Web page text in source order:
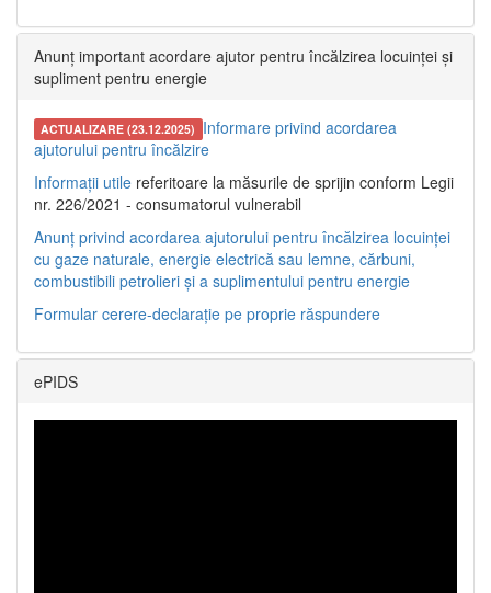
Anunț important acordare ajutor pentru încălzirea locuinței și
supliment pentru energie
ACTUALIZARE (23.12.2025) Informare privind acordarea
ajutorului pentru încălzire
Informații utile referitoare la măsurile de sprijin conform Legii
nr. 226/2021 - consumatorul vulnerabil
Anunț privind acordarea ajutorului pentru încălzirea locuinței
cu gaze naturale, energie electrică sau lemne, cărbuni,
combustibili petrolieri și a suplimentului pentru energie
Formular cerere-declarație pe proprie răspundere
ePIDS